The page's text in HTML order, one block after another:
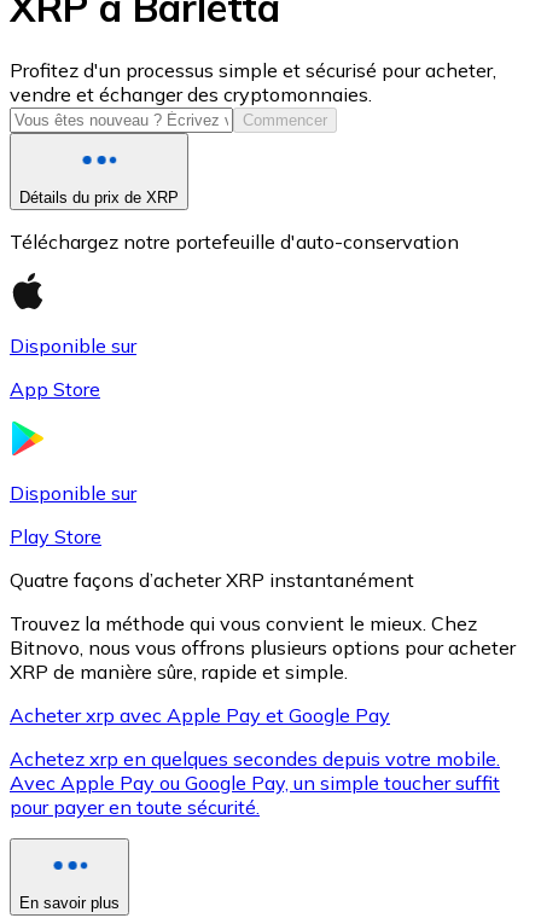
USD Coin
USDC
XRP
XRP
Voir toutes
Profitez d'un processus simple et sécurisé pour acheter,
vendre et échanger des cryptomonnaies.
Commencer
Détails du prix de XRP
Téléchargez notre portefeuille d'auto-conservation
Disponible sur
App Store
Disponible sur
Play Store
Quatre façons d’acheter XRP instantanément
Trouvez la méthode qui vous convient le mieux. Chez
Bitnovo, nous vous offrons plusieurs options pour acheter
XRP de manière sûre, rapide et simple.
Acheter xrp avec Apple Pay et Google Pay
Achetez xrp en quelques secondes depuis votre mobile.
Avec Apple Pay ou Google Pay, un simple toucher suffit
pour payer en toute sécurité.
En savoir plus